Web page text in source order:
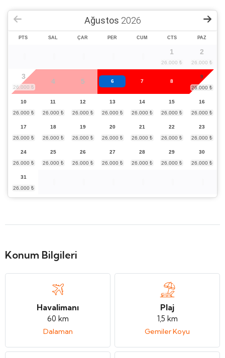
Ağustos 2026
PTS SAL ÇAR PER CUM CTS PAZ
1 2
3
4 5 6 7 8
9
10 11 12 13 14 15 16
17 18 19 20 21 22 23
24 25 26 27 28 29 30
31
Konum Bilgileri
Havalimanı
60 km
Dalaman
Plaj
1,5 km
Gemiler Koyu